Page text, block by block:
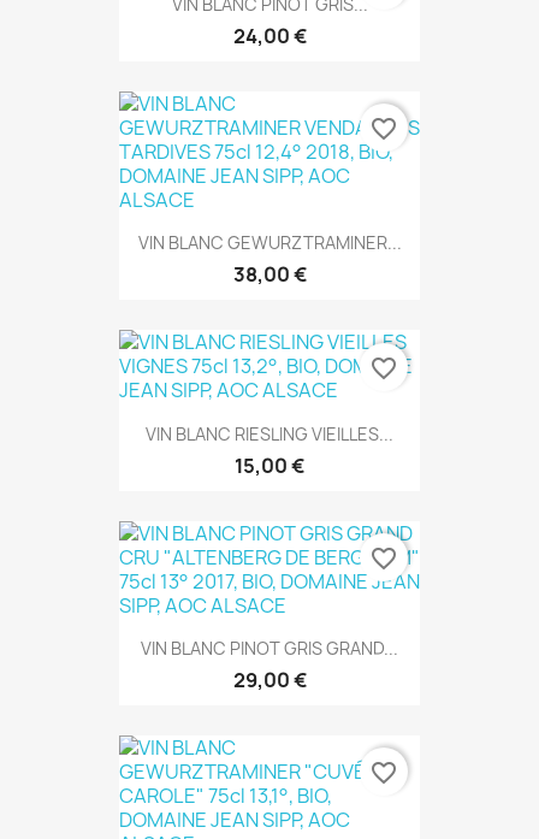
24,00 €
VIN BLANC GEWURZTRAMINER...
38,00 €
favorite_border
VIN BLANC RIESLING VIEILLES...
15,00 €
favorite_border
VIN BLANC PINOT GRIS GRAND...
29,00 €
favorite_border
favorite_border